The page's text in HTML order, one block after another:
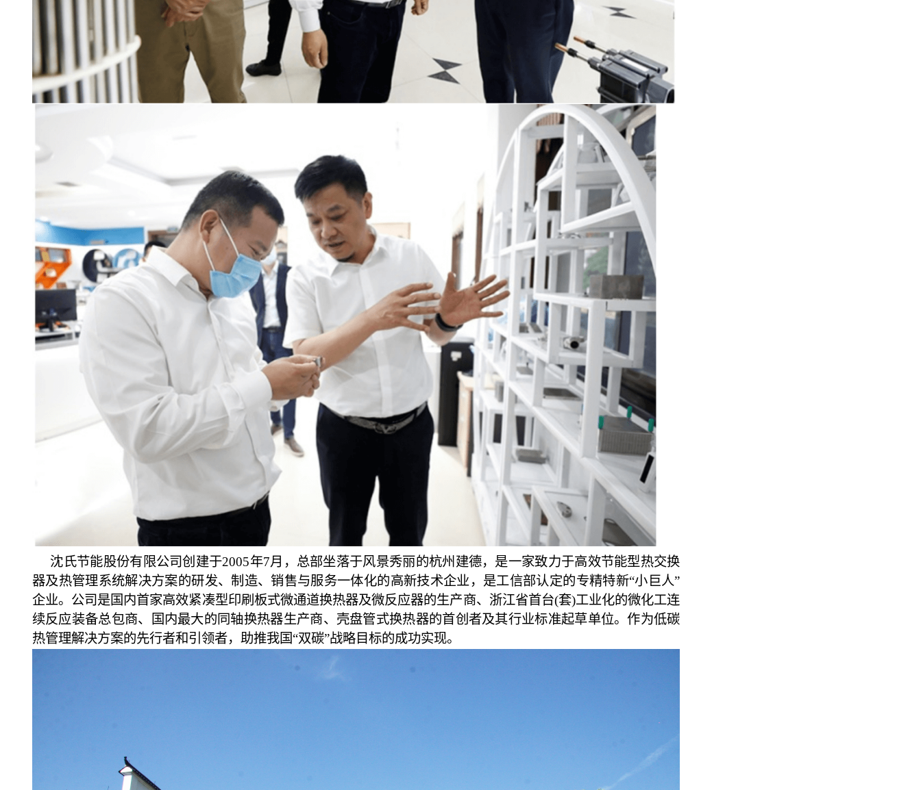
沈氏节能股份有限公司创建于2005年7月，总部坐落于风景秀丽的杭州建德，是一家致力于高效节能型热交换
器及热管理系统解决方案的研发、制造、销售与服务一体化的高新技术企业，是工信部认定的专精特新“小巨人”
企业。公司是国内首家高效紧凑型印刷板式微通道换热器及微反应器的生产商、浙江省首台(套)工业化的微化工连
续反应装备总包商、国内最大的同轴换热器生产商、壳盘管式换热器的首创者及其行业标准起草单位。作为低碳
热管理解决方案的先行者和引领者，助推我国“双碳”战略目标的成功实现。